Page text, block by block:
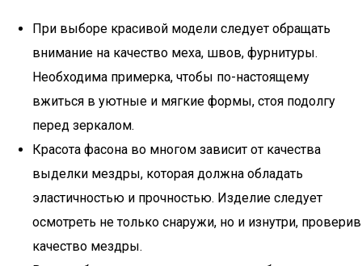
При выборе красивой модели следует обращать
внимание на качество меха, швов, фурнитуры.
Необходима примерка, чтобы по-настоящему
вжиться в уютные и мягкие формы, стоя подолгу
перед зеркалом.
Красота фасона во многом зависит от качества
выделки мездры, которая должна обладать
эластичностью и прочностью. Изделие следует
осмотреть не только снаружи, но и изнутри, проверив
качество мездры.